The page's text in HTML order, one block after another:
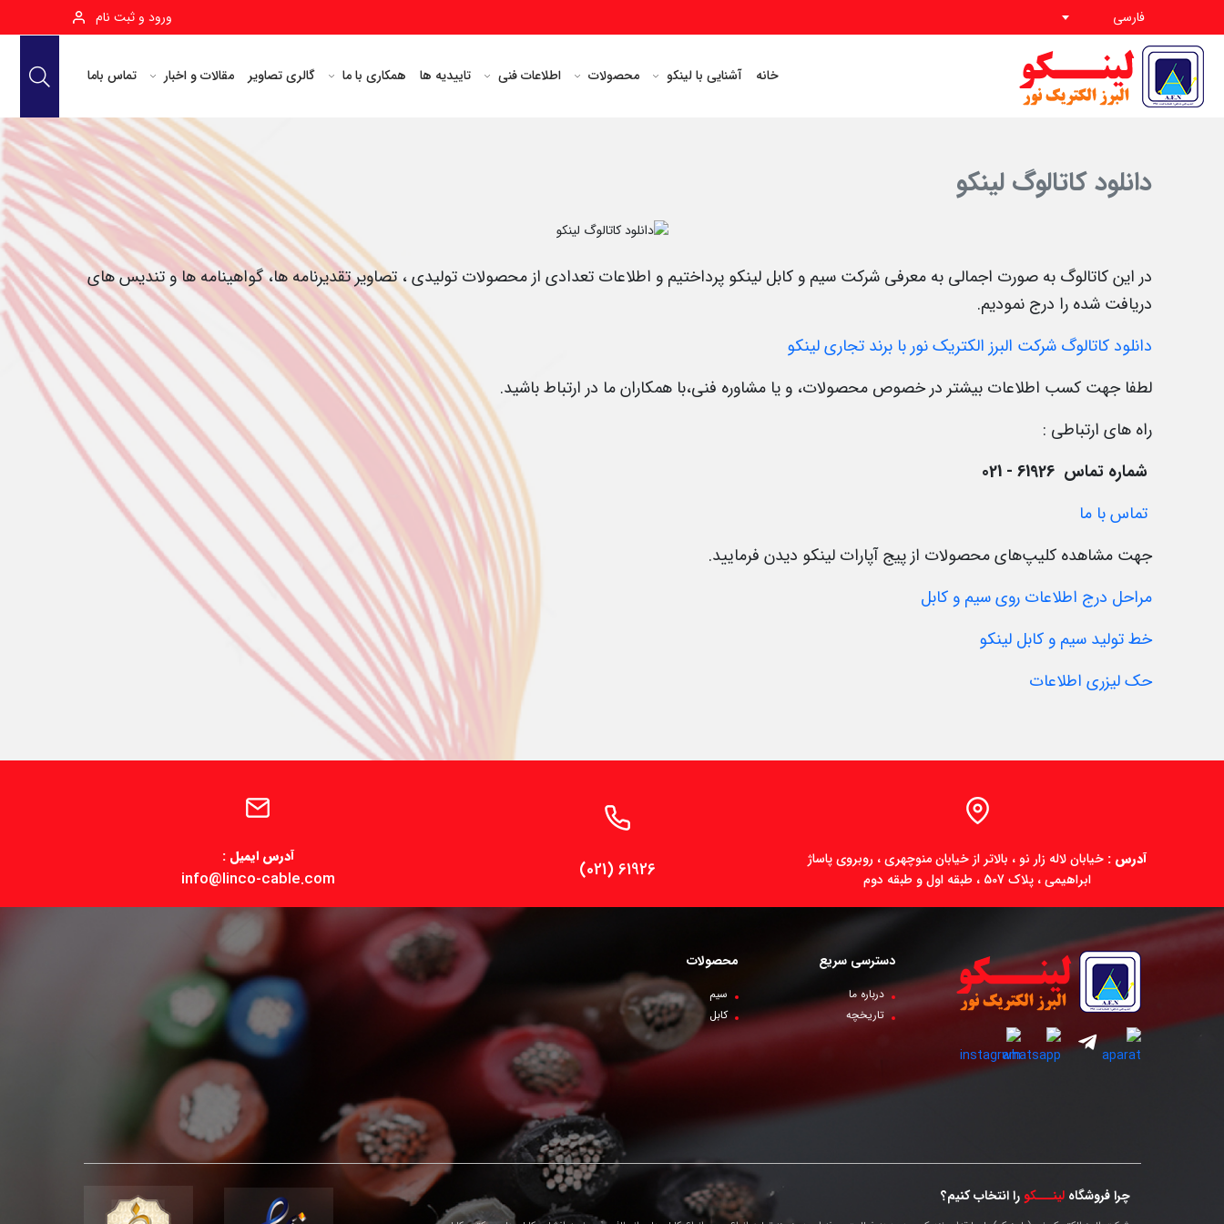
فارسی ورود و ثبت نام
خانه آشنایی با لینکو محصولات اطلاعات فنی تاییدیه ها همکاری با ما گالری تصاویر مقالات و اخبار تماس باما
دانلود کاتالوگ لینکو
در این کاتالوگ به صورت اجمالی به معرفی شرکت سیم و کابل لینکو پرداختیم و اطلاعات تعدادی از محصولات تولیدی ، تصاویر تقدیرنامه ها، گواهینامه ها و تندیس های
دریافت شده را درج نمودیم.
دانلود کاتالوگ شرکت البرز الکتریک نور با برند تجاری لینکو
لطفا جهت کسب اطلاعات بیشتر در خصوص محصولات، و یا مشاوره فنی،با همکاران ما در ارتباط باشید.
راه های ارتباطی :
شماره تماس 61926 - 021
تماس با ما
جهت مشاهده کلیپ‌های محصولات از پیج آپارات لینکو دیدن فرمایید.
مراحل درج اطلاعات روی سیم و کابل
خط تولید سیم و کابل لینکو
حک لیزری اطلاعات
آدرس : خیابان لاله زار نو ، بالاتر از خیابان منوچهری ، روبروی پاساژ
ابراهیمی ، پلاک 507 ، طبقه اول و طبقه دوم
(021) 61926
آدرس ایمیل :
info@linco-cable.com
دسترسی سریع
درباره ما
تاریخچه
محصولات
سیم
کابل
چرا فروشگاهلینـــکو را انتخاب کنیم؟